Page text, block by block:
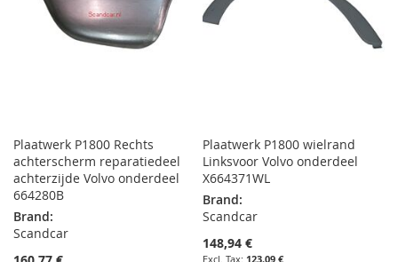
Plaatwerk P1800 Rechts
achterscherm reparatiedeel
achterzijde Volvo onderdeel
664280B
Brand:
Scandcar
Plaatwerk P1800 wielrand
Linksvoor Volvo onderdeel
X664371WL
Brand:
Scandcar
148,94 €
123,09 €